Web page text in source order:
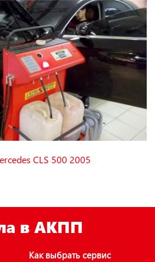
CLS 500 2005
в АКПП
Как выбрать сервис